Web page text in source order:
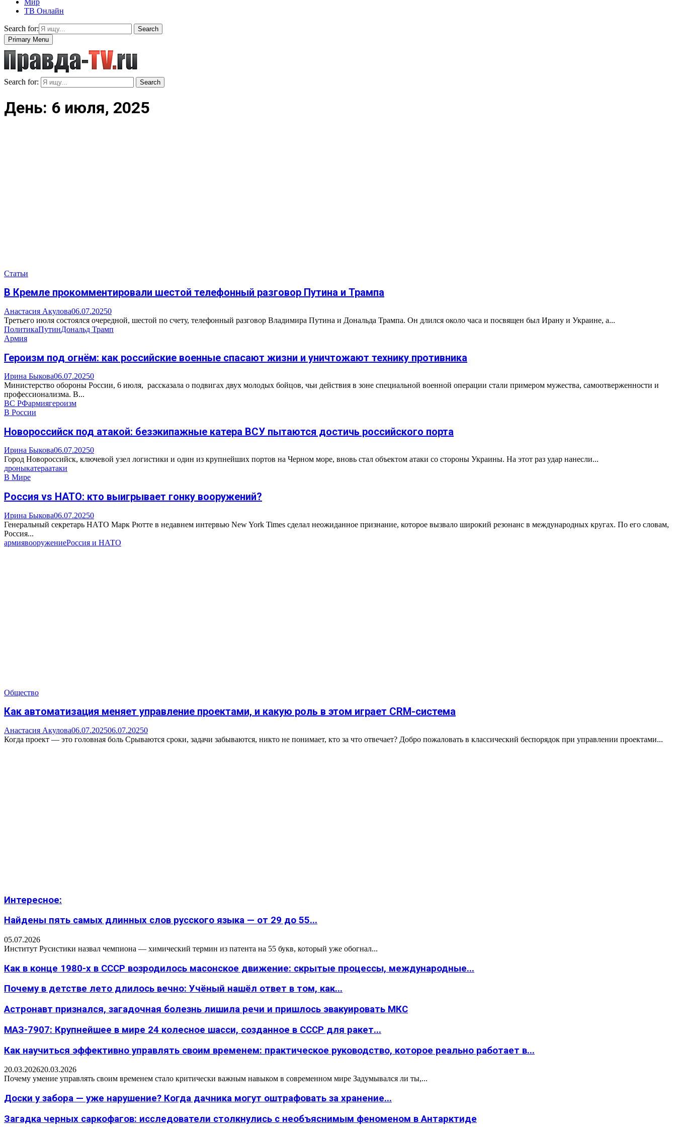
Мир
ТВ Онлайн
Search for:
Search
Primary Menu
Search for: Search
День: 6 июля, 2025
Статьи
В Кремле прокомментировали шестой телефонный разговор Путина и Трампа
Анастасия Акулова06.07.20250
Третьего июля состоялся очередной, шестой по счету, телефонный разговор Владимира Путина и Дональда Трампа. Он длился около часа и посвящен был Ирану и Украине, а...
ПолитикаПутинДональд Трамп
Армия
Героизм под огнём: как российские военные спасают жизни и уничтожают технику противника
Ирина Быкова06.07.20250
Министерство обороны России, 6 июля, рассказала о подвигах двух молодых бойцов, чьи действия в зоне специальной военной операции стали примером мужества, самоотверженности и
профессионализма. В...
ВС РФармиягероизм
В России
Новороссийск под атакой: безэкипажные катера ВСУ пытаются достичь российского порта
Ирина Быкова06.07.20250
Город Новороссийск, ключевой узел логистики и один из крупнейших портов на Черном море, вновь стал объектом атаки со стороны Украины. На этот раз удар нанесли...
дроныкатераатаки
В Мире
Россия vs НАТО: кто выигрывает гонку вооружений?
Ирина Быкова06.07.20250
Генеральный секретарь НАТО Марк Рютте в недавнем интервью New York Times сделал неожиданное признание, которое вызвало широкий резонанс в международных кругах. По его словам,
Россия...
армиявооружениеРоссия и НАТО
Общество
Как автоматизация меняет управление проектами, и какую роль в этом играет CRM-система
Анастасия Акулова06.07.202506.07.20250
Когда проект — это головная боль Срываются сроки, задачи забываются, никто не понимает, кто за что отвечает? Добро пожаловать в классический беспорядок при управлении проектами...
Интересное:
Найдены пять самых длинных слов русского языка — от 29 до 55...
05.07.2026
Институт Русистики назвал чемпиона — химический термин из патента на 55 букв, который уже обогнал...
Как в конце 1980-х в СССР возродилось масонское движение: скрытые процессы, международные...
Почему в детстве лето длилось вечно: Учёный нашёл ответ в том, как...
Астронавт признался, загадочная болезнь лишила речи и пришлось эвакуировать МКС
МАЗ-7907: Крупнейшее в мире 24 колесное шасси, созданное в СССР для ракет...
Как научиться эффективно управлять своим временем: практическое руководство, которое реально работает в...
20.03.202620.03.2026
Почему умение управлять своим временем стало критически важным навыком в современном мире Задумывался ли ты,...
Доски у забора — уже нарушение? Когда дачника могут оштрафовать за хранение...
Загадка черных саркофагов: исследователи столкнулись с необъяснимым феноменом в Антарктиде